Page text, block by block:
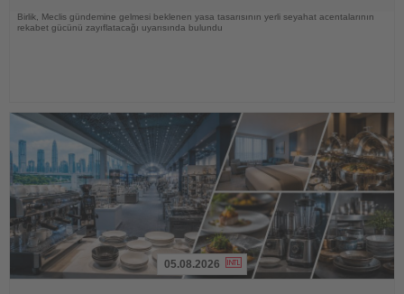
Birlik, Meclis gündemine gelmesi beklenen yasa tasarısının yerli seyahat acentalarının
rekabet gücünü zayıflatacağı uyarısında bulundu
05.08.2026